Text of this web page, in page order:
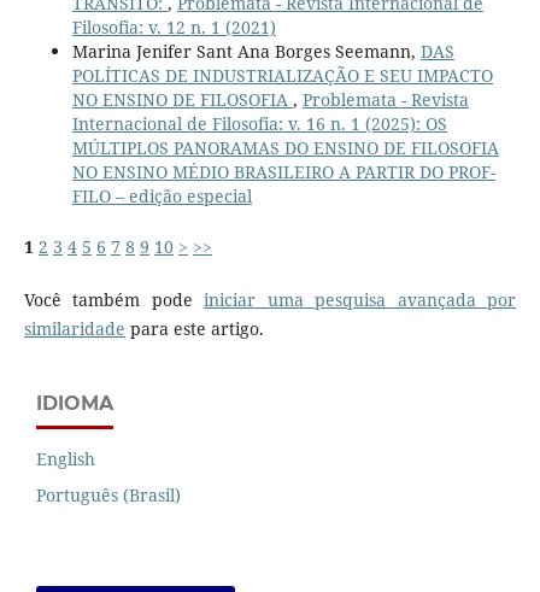
Filosofia: v. 12 n. 1 (2021)
Marina Jenifer Sant Ana Borges Seemann, DAS
POLÍTICAS DE INDUSTRIALIZAÇÃO E SEU IMPACTO
NO ENSINO DE FILOSOFIA , Problemata - Revista
Internacional de Filosofia: v. 16 n. 1 (2025): OS
MÚLTIPLOS PANORAMAS DO ENSINO DE FILOSOFIA
NO ENSINO MÉDIO BRASILEIRO A PARTIR DO PROF-
FILO – edição especial
1 2 3 4 5 6 7 8 9 10 > >>
Você também podeiniciar uma pesquisa avançada por
similaridade para este artigo.
IDIOMA
English
Português (Brasil)